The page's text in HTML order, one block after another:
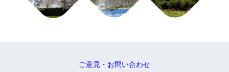
ご意見・お問い合わせ